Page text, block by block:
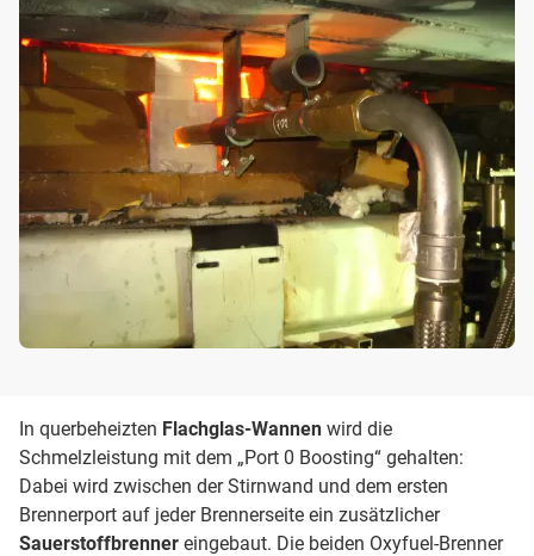
In querbeheizten Flachglas-Wannen wird die
Schmelzleistung mit dem „Port 0 Boosting“ gehalten:
Dabei wird zwischen der Stirnwand und dem ersten
Brennerport auf jeder Brennerseite ein zusätzlicher
Sauerstoffbrenner eingebaut. Die beiden Oxyfuel-Brenner